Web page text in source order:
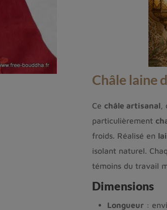
Châle laine
Ce châle artisanal,
particulièrement
froids. Réalisé en
isolant naturel.
témoins du travail
Dimensions
Longueur: